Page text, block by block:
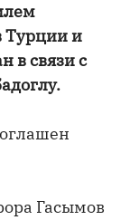
Турции и
в связи с
Гасымов